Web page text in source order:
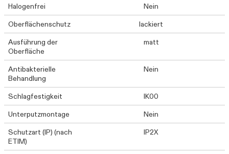
Halogenfrei
Nein
Oberflächenschutz
lackiert
Ausführung der
Oberfläche
matt
Antibakterielle
Behandlung
Nein
Schlagfestigkeit
IK00
Unterputzmontage
Nein
Schutzart (IP) (nach
ETIM)
IP2X